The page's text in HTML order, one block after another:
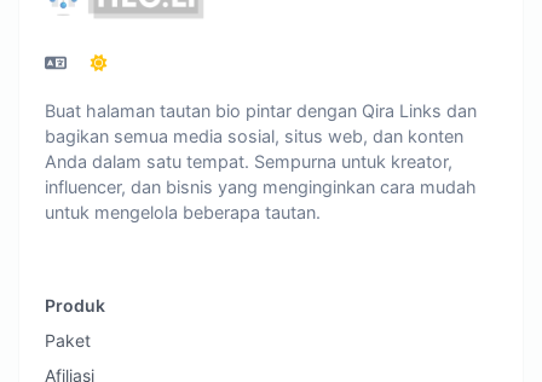
Buat halaman tautan bio pintar dengan Qira Links dan
bagikan semua media sosial, situs web, dan konten
Anda dalam satu tempat. Sempurna untuk kreator,
influencer, dan bisnis yang menginginkan cara mudah
untuk mengelola beberapa tautan.
Produk
Paket
Afiliasi